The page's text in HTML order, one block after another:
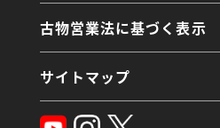
古物営業法に基づく表示
サイトマップ